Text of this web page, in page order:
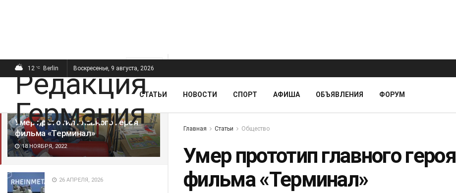
ПОСЛЕДНИЕ
Умер прототип главного героя
фильма «Терминал»
18 НОЯБРЯ, 2022
26 АПРЕЛЯ, 2026
12 °C Berlin Воскресенье, 9 августа, 2026
СТАТЬИ НОВОСТИ СПОРТ АФИША ОБЪЯВЛЕНИЯ ФОРУМ
Главная Статьи Общество
Умер прототип главного героя
фильма «Терминал»